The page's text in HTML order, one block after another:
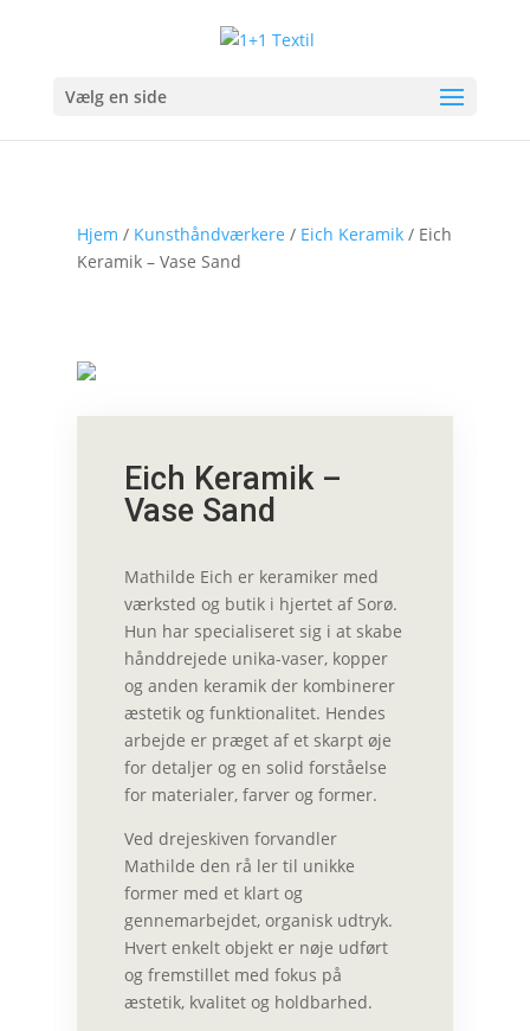
Vælg en side
Hjem / Kunsthåndværkere / Eich Keramik/ Eich
Keramik – Vase Sand
Eich Keramik –
Vase Sand
Mathilde Eich er keramiker med
værksted og butik i hjertet af Sorø.
Hun har specialiseret sig i at skabe
hånddrejede unika-vaser, kopper
og anden keramik der kombinerer
æstetik og funktionalitet. Hendes
arbejde er præget af et skarpt øje
for detaljer og en solid forståelse
for materialer, farver og former.
Ved drejeskiven forvandler
Mathilde den rå ler til unikke
former med et klart og
gennemarbejdet, organisk udtryk.
Hvert enkelt objekt er nøje udført
og fremstillet med fokus på
æstetik, kvalitet og holdbarhed.